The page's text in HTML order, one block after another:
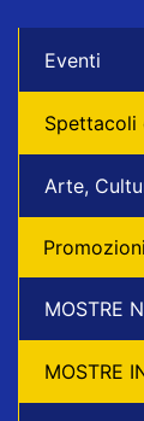
Eventi
Spettacoli
Arte,
MOSTRE